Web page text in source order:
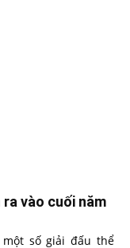
vào cuối năm
một số giải đấu thể